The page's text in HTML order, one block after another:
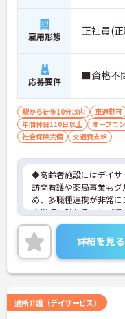
雇用形態 正社員(
応募要件 ■資格不
駅から徒歩10分以内 車通勤可
年間休日110日以上
オープニ
社会保険完備
交通費支給
◆高齢者施設にはデイサ
訪問看護や薬局事業も
め、多職種連携が非常
の視点に触れることが
キルアップできる土壌が
◆「学びたい」という意
す。資格取得支援制度
者研修や実務者研修な
能です。資格を取得す
◆施設ごとの課題を話し
グ」や、利用者様へのケ
詳細を見る
通所介護（デイサービス）